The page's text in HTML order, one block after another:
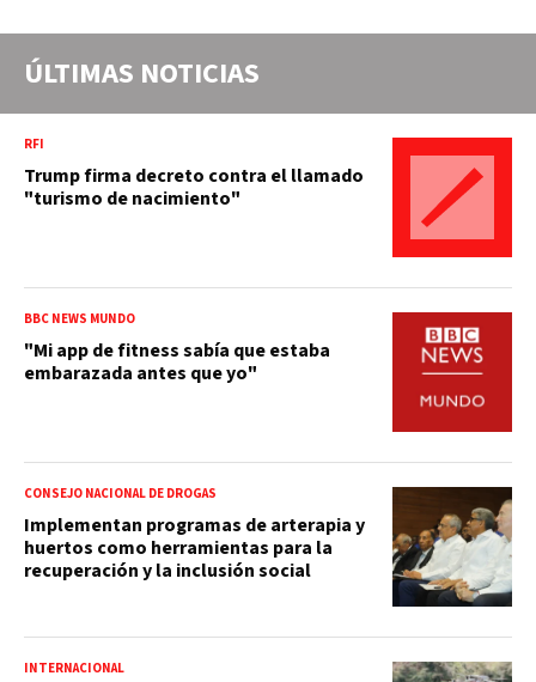
ÚLTIMAS NOTICIAS
RFI
Trump firma decreto contra el llamado
"turismo de nacimiento"
BBC NEWS MUNDO
"Mi app de fitness sabía que estaba
embarazada antes que yo"
CONSEJO NACIONAL DE DROGAS
Implementan programas de arterapia y
huertos como herramientas para la
recuperación y la inclusión social
INTERNACIONAL